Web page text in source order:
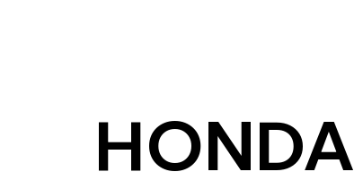
HONDA